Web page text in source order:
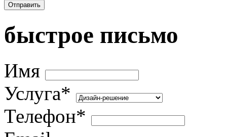
Отправить
быстрое письмо
Имя
Услуга*
Телефон*